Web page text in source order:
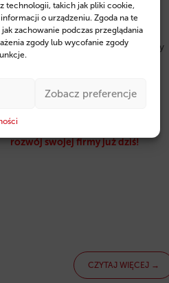
technologii, takich jak pliki cookie,
o urządzeniu. Zgoda na te
zachowanie podczas przeglądania
zgody lub wycofanie zgody
Zobacz preferencje
pożyczek na rozwój, inwestycje i
odnawialne źródła energii. Zyskaj
wsparcie ekspertów Fintaxis, którzy
finansowania.
Sprawdź szczegóły i postaw na
rozwój swojej firmy już dziś!
CZYTAJ WIĘCEJ →